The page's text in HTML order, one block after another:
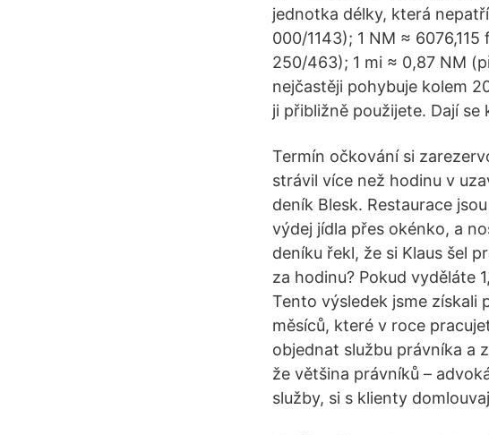
jednotka délky, která
000/1143); 1 NM ≈
250/463); 1 mi ≈ 0,87 NM
nejčastěji pohybuje kolem
ji přibližně použijete. Dají
Termín očkování si
strávil více než hodinu v
deník Blesk. Restaurace
výdej jídla přes okénko, a
deníku řekl, že si Klaus šel
za hodinu? Pokud vyděláte
Tento výsledek jsme získali
měsíců, které v roce
objednat službu právníka a
že většina právníků –
služby, si s klienty